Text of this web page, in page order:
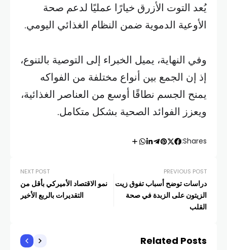
يُعد التوت الأزرق خيارًا عمليًا لدعم صحة
الأوعية الدموية ضمن النظام الغذائي اليومي.
وفي النهاية، يميل الخبراء إلى التوصية بالتنوع،
إذ إن الجمع بين أنواع مختلفة من الفواكه
يمنح الجسم نطاقًا أوسع من العناصر الغذائية،
ويعزز الفوائد الصحية بشكل متكامل.
Shares:
PREVIOUS POST
دراسات توضح أسباب تفوق زيت
الزيتون على الزبدة في صحة
القلب
NEXT POST
نمو الاقتصاد الأميركي بأقل من
التقديرات بالربع الأخير
Related Posts